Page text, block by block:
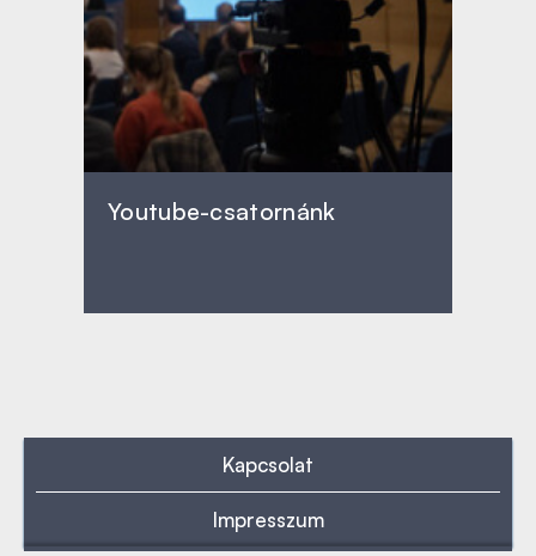
Youtube-csatornánk
Kapcsolat
Impresszum